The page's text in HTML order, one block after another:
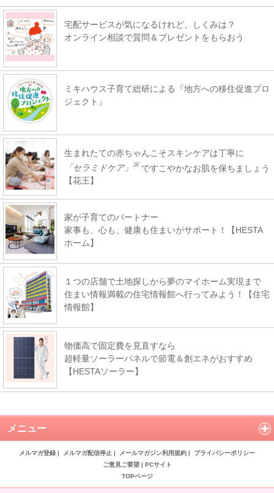
宅配サービスが気になるけれど、しくみは？
オンライン相談で質問＆プレゼントをもらおう
ミキハウス子育て総研による『地方への移住促進プロ
ジェクト』
生まれたての赤ちゃんこそスキンケアは丁寧に
「セラミドケア」
※ ですこやかなお肌を保ちましょう
【花王】
家が子育てのパートナー
家事も、心も、健康も住まいがサポート！【HESTA
ホーム】
１つの店舗で土地探しから夢のマイホーム実現まで
住まい情報満載の住宅情報館へ行ってみよう！【住宅
情報館】
物価高で固定費を見直すなら
超軽量ソーラーパネルで節電＆創エネがおすすめ
【HESTAソーラー】
メニュー
メルマガ登録 | メルマガ配信停止 | メールマガジン利用規約 | プライバシーポリシー
ご意見ご要望| PCサイト
TOPページ